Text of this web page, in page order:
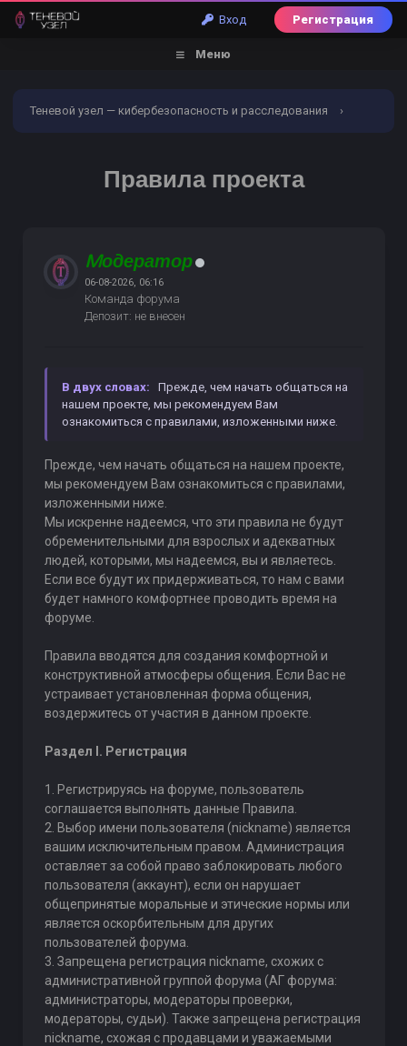
Вход Регистрация
Меню
Теневой узел — кибербезопасность и расследования ›
Правила проекта
Mодератор
06-08-2026, 06:16
Команда форума
Депозит: не внесен
В двух словах:
Прежде, чем начать общаться на
нашем проекте, мы рекомендуем Вам
ознакомиться с правилами, изложенными ниже.
Прежде, чем начать общаться на нашем проекте,
мы рекомендуем Вам ознакомиться с правилами,
изложенными ниже.
Мы искренне надеемся, что эти правила не будут
обременительными для взрослых и адекватных
людей, которыми, мы надеемся, вы и являетесь.
Если все будут их придерживаться, то нам с вами
будет намного комфортнее проводить время на
форуме.
Правила вводятся для создания комфортной и
конструктивной атмосферы общения. Если Вас не
устраивает установленная форма общения,
воздержитесь от участия в данном проекте.
Раздел I. Регистрация
1. Регистрируясь на форуме, пользователь
соглашается выполнять данные Правила.
2. Выбор имени пользователя (nickname) является
вашим исключительным правом. Администрация
оставляет за собой право заблокировать любого
пользователя (аккаунт), если он нарушает
общепринятые моральные и этические нормы или
является оскорбительным для других
пользователей форума.
3. Запрещена регистрация nickname, схожих с
административной группой форума (АГ форума:
администраторы, модераторы проверки,
модераторы, судьи). Также запрещена регистрация
nickname, схожая с продавцами и уважаемыми